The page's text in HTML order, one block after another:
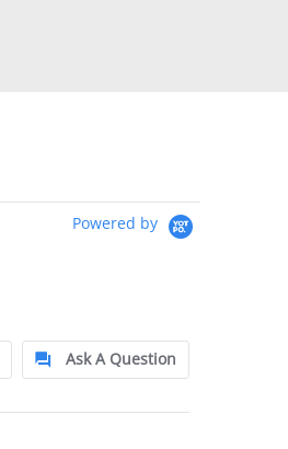
Powered by
Ask A Question